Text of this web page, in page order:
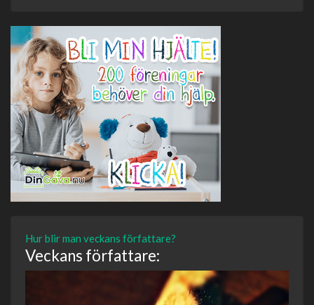
Hur blir man veckans författare?
Veckans författare: